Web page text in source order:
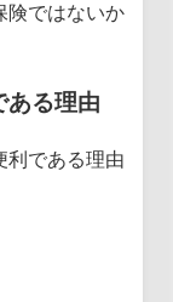
険ではないか
ある理由
利である理由